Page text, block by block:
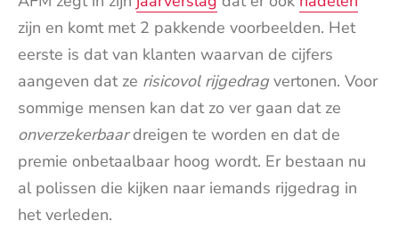
zijn en komt met 2 pakkende voorbeelden. Het
eerste is dat van klanten waarvan de cijfers
aangeven dat ze risicovol rijgedragvertonen. Voor
sommige mensen kan dat zo ver gaan dat ze
onverzekerbaardreigen te worden en dat de
premie onbetaalbaar hoog wordt. Er bestaan nu
al polissen die kijken naar iemands rijgedrag in
het verleden.